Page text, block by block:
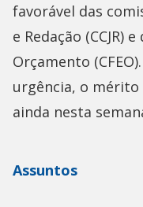
favorável das
e Redação (CCJR)
Orçamento
urgência, o
ainda nesta
Assuntos